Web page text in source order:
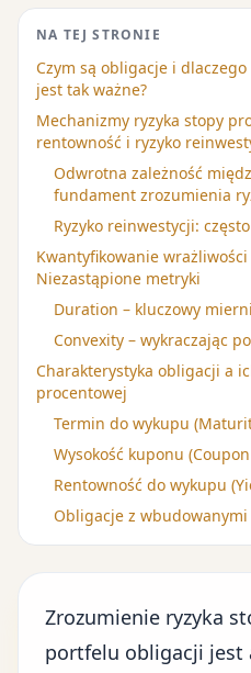
NA TEJ STRONIE
Czym są obligacje i
jest tak ważne?
Mechanizmy ryzyka stopy
rentowność i ryzyko
Odwrotna zależność
fundament zrozumienia
Ryzyko reinwestycji:
Kwantyfikowanie
Niezastąpione metryki
Duration – kluczowy
Convexity – wykraczając
Charakterystyka obligacji a
procentowej
Termin do wykupu
Wysokość kuponu
Rentowność do wykupu
Obligacje z
Zrozumienie ryzyka
portfelu obligacji jest